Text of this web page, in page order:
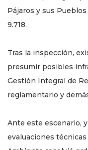
Pájaros y sus
9.718.
Tras la inspección,
presumir posibles
Gestión Integral de
reglamentario y
Ante este escenario,
evaluaciones